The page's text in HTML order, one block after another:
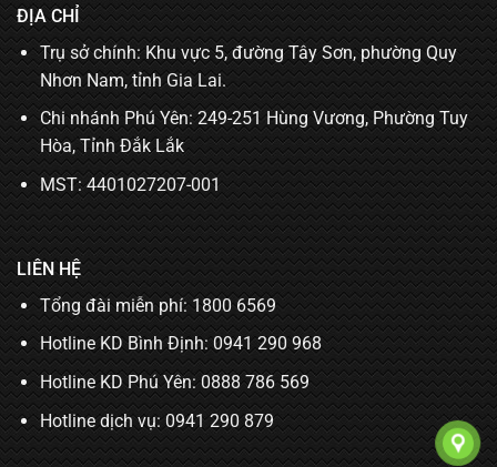
ĐỊA CHỈ
Trụ sở chính: Khu vực 5, đường Tây Sơn, phường Quy
Nhơn Nam, tỉnh Gia Lai.
Chi nhánh Phú Yên: 249-251 Hùng Vương, Phường Tuy
Hòa, Tỉnh Đắk Lắk
MST: 4401027207-001
LIÊN HỆ
Tổng đài miễn phí: 1800 6569
Hotline KD Bình Định:0941 290 968
Hotline KD Phú Yên:0888 786 569
Hotline dịch vụ: 0941 290 879